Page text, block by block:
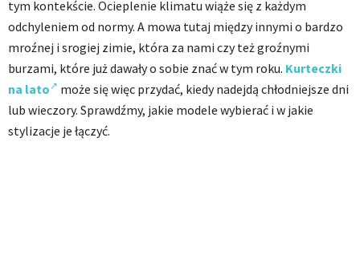
tym kontekście. Ocieplenie klimatu wiąże się z każdym
odchyleniem od normy. A mowa tutaj między innymi o bardzo
mroźnej i srogiej zimie, która za nami czy też groźnymi
burzami, które już dawały o sobie znać w tym roku. Kurteczki
na lato
może się więc przydać, kiedy nadejdą chłodniejsze dni
lub wieczory. Sprawdźmy, jakie modele wybierać i w jakie
stylizacje je łączyć.